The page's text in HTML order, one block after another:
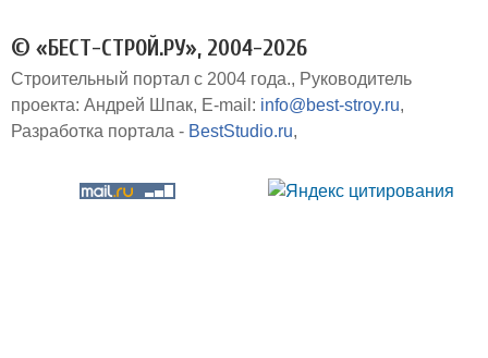
© «БЕСТ-СТРОЙ.РУ», 2004-2026
Строительный портал с 2004 года.
Руководитель
проекта: Андрей Шпак E-mail: info@best-stroy.ru
Разработка портала - BestStudio.ru